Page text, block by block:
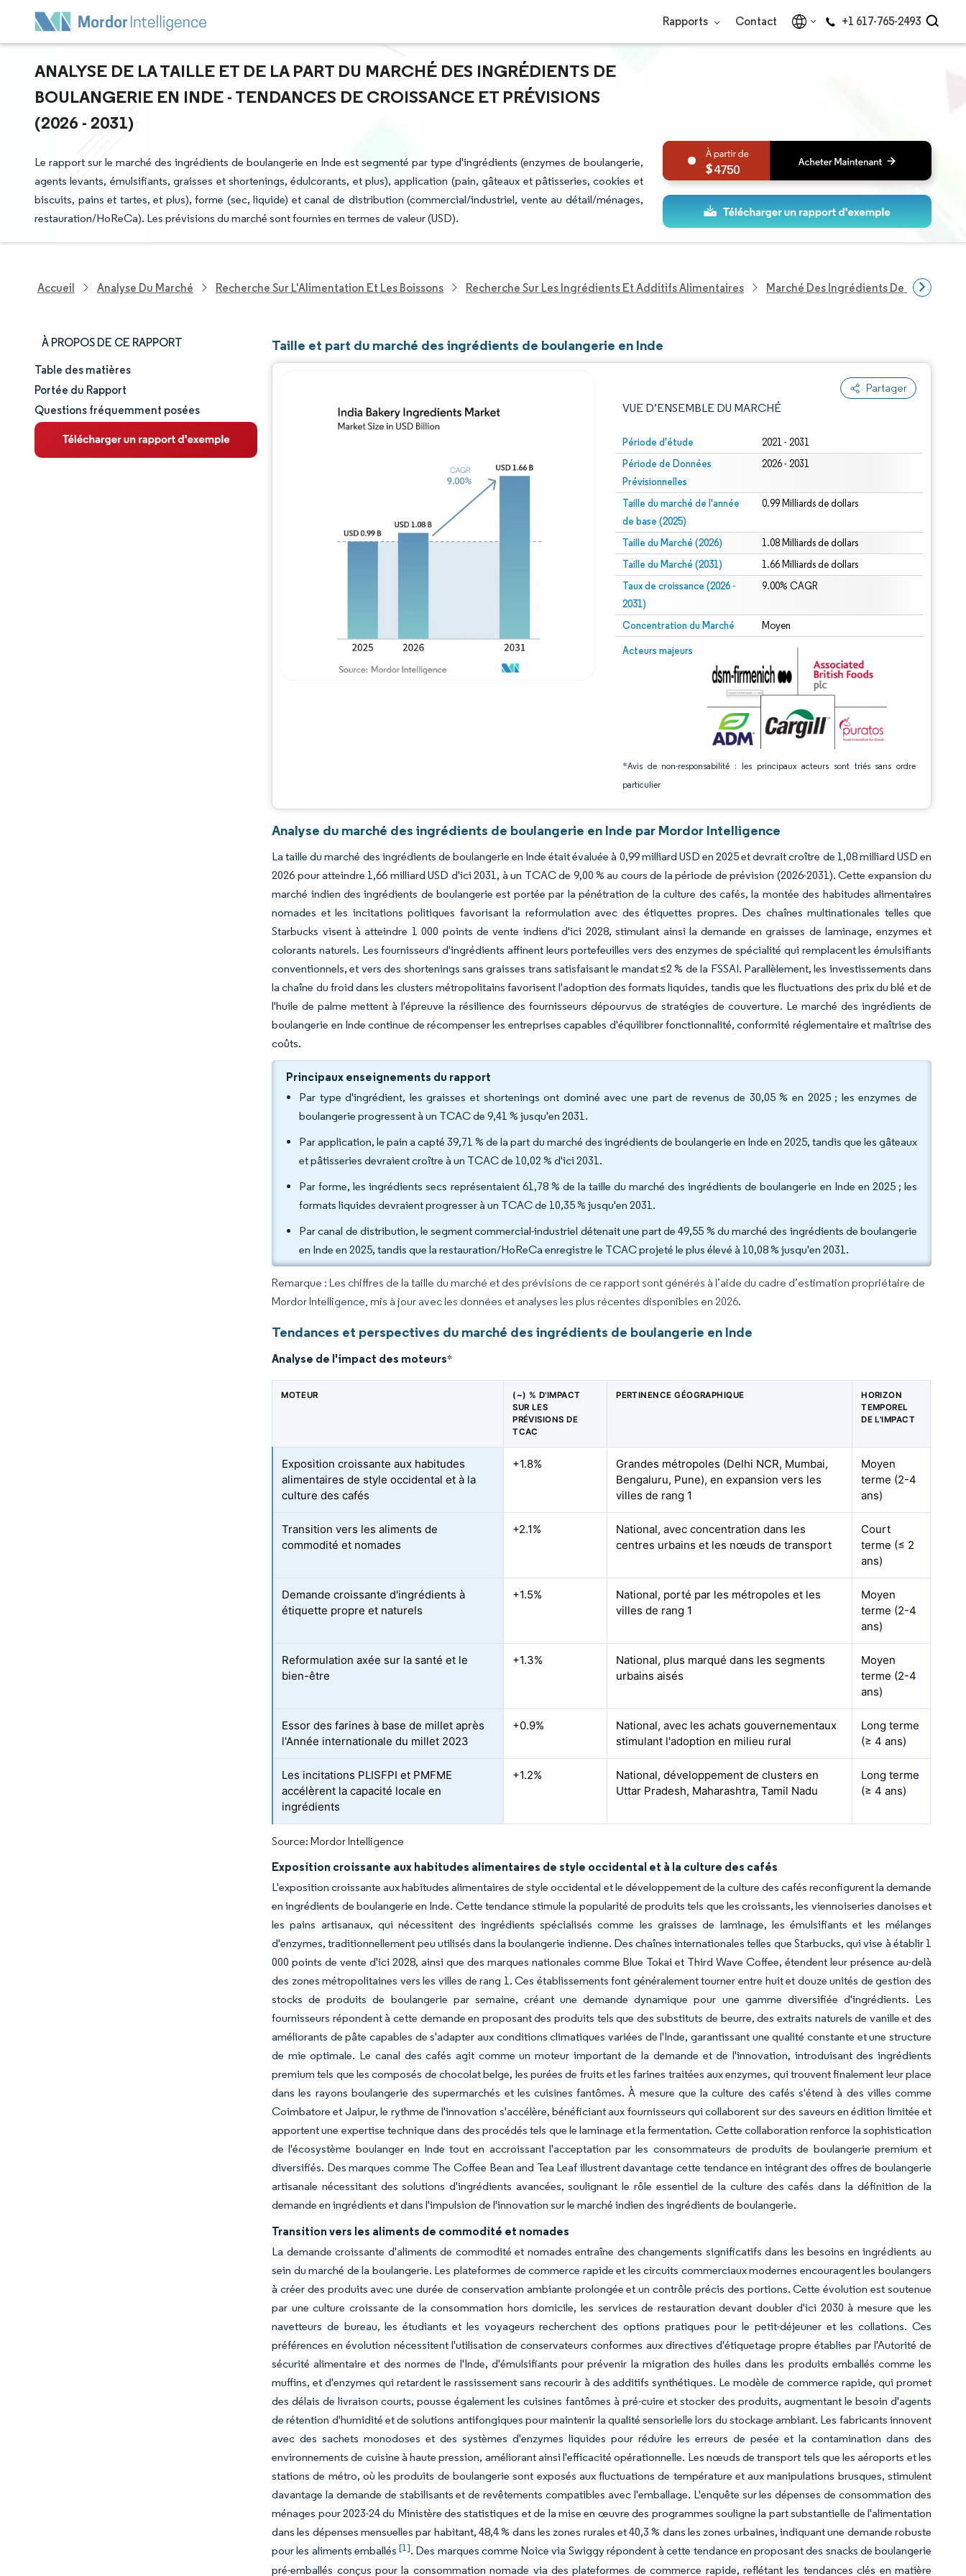
Rapports Contact +1 617-765-2493
ANALYSE DE LA TAILLE ET DE LA PART DU MARCHÉ DES INGRÉDIENTS DE
BOULANGERIE EN INDE - TENDANCES DE CROISSANCE ET PRÉVISIONS
(2026 - 2031)
Le rapport sur le marché des ingrédients de boulangerie en Inde est segmenté par type d'ingrédients (enzymes de boulangerie,
agents levants, émulsifiants, graisses et shortenings, édulcorants, et plus), application (pain, gâteaux et pâtisseries, cookies et
biscuits, pains et tartes, et plus), forme (sec, liquide) et canal de distribution (commercial/industriel, vente au détail/ménages,
restauration/HoReCa). Les prévisions du marché sont fournies en termes de valeur (USD).
4750
Accueil Analyse Du Marché Recherche Sur L'Alimentation Et Les Boissons Recherche Sur Les Ingrédients Et Additifs Alimentaires Marché Des Ingrédients De
À PROPOS DE CE RAPPORT
Taille et part de marché
Analyse du marché
Tendances et perspectives
Table des matières
Portée du Rapport
Questions fréquemment posées
Taille et part du marché des ingrédients de boulangerie en Inde
Partager
VUE D’ENSEMBLE DU MARCHÉ
Période d'étude 2021 - 2031
Période de Données
Prévisionnelles
2026 - 2031
Taille du marché de l'année
de base (2025)
0.99 Milliards de dollars
Taille du Marché (2026) 1.08 Milliards de dollars
Taille du Marché (2031) 1.66 Milliards de dollars
Taux de croissance (2026 -
2031)
9.00% CAGR
Concentration du Marché Moyen
Acteurs majeurs
*Avis de non-responsabilité : les principaux acteurs sont triés sans ordre
particulier
Image © Mordor Intelligence. La réutilisation nécessite une attribution sous CC BY 4.0.
Image © Mordor Intelligence. La réutilisation nécessite une attribution sous CC BY 4.0.
Analyse du marché des ingrédients de boulangerie en Inde par Mordor Intelligence
La taille du marché des ingrédients de boulangerie en Inde était évaluée à 0,99 milliard USD en 2025 et devrait croître de 1,08 milliard USD en
2026 pour atteindre 1,66 milliard USD d'ici 2031, à un TCAC de 9,00 % au cours de la période de prévision (2026-2031). Cette expansion du
marché indien des ingrédients de boulangerie est portée par la pénétration de la culture des cafés, la montée des habitudes alimentaires
nomades et les incitations politiques favorisant la reformulation avec des étiquettes propres. Des chaînes multinationales telles que
Starbucks visent à atteindre 1 000 points de vente indiens d'ici 2028, stimulant ainsi la demande en graisses de laminage, enzymes et
colorants naturels. Les fournisseurs d'ingrédients affinent leurs portefeuilles vers des enzymes de spécialité qui remplacent les émulsifiants
conventionnels, et vers des shortenings sans graisses trans satisfaisant le mandat ≤2 % de la FSSAI. Parallèlement, les investissements dans
la chaîne du froid dans les clusters métropolitains favorisent l'adoption des formats liquides, tandis que les fluctuations des prix du blé et de
l'huile de palme mettent à l'épreuve la résilience des fournisseurs dépourvus de stratégies de couverture. Le marché des ingrédients de
boulangerie en Inde continue de récompenser les entreprises capables d'équilibrer fonctionnalité, conformité réglementaire et maîtrise des
coûts.
Principaux enseignements du rapport
Par type d'ingrédient, les graisses et shortenings ont dominé avec une part de revenus de 30,05 % en 2025 ; les enzymes de
boulangerie progressent à un TCAC de 9,41 % jusqu'en 2031.
Par application, le pain a capté 39,71 % de la part du marché des ingrédients de boulangerie en Inde en 2025, tandis que les gâteaux
et pâtisseries devraient croître à un TCAC de 10,02 % d'ici 2031.
Par forme, les ingrédients secs représentaient 61,78 % de la taille du marché des ingrédients de boulangerie en Inde en 2025 ; les
formats liquides devraient progresser à un TCAC de 10,35 % jusqu'en 2031.
Par canal de distribution, le segment commercial-industriel détenait une part de 49,55 % du marché des ingrédients de boulangerie
en Inde en 2025, tandis que la restauration/HoReCa enregistre le TCAC projeté le plus élevé à 10,08 % jusqu'en 2031.
Remarque : Les chiffres de la taille du marché et des prévisions de ce rapport sont générés à l’aide du cadre d’estimation propriétaire de
Mordor Intelligence, mis à jour avec les données et analyses les plus récentes disponibles en 2026.
Tendances et perspectives du marché des ingrédients de boulangerie en Inde
Analyse de l'impact des moteurs*
MOTEUR
(~) % D'IMPACT
SUR LES
PRÉVISIONS DE
TCAC
PERTINENCE GÉOGRAPHIQUE
HORIZON
TEMPOREL
DE L'IMPACT
Exposition croissante aux habitudes
alimentaires de style occidental et à la
culture des cafés
+1.8%
Grandes métropoles (Delhi NCR, Mumbai,
Bengaluru, Pune), en expansion vers les
villes de rang 1
Moyen
terme (2-4
ans)
Transition vers les aliments de
commodité et nomades
+2.1%
National, avec concentration dans les
centres urbains et les nœuds de transport
Court
terme (≤ 2
ans)
Demande croissante d'ingrédients à
étiquette propre et naturels
+1.5%
National, porté par les métropoles et les
villes de rang 1
Moyen
terme (2-4
ans)
Reformulation axée sur la santé et le
bien-être
+1.3%
National, plus marqué dans les segments
urbains aisés
Moyen
terme (2-4
ans)
Essor des farines à base de millet après
l'Année internationale du millet 2023
+0.9%
National, avec les achats gouvernementaux
stimulant l'adoption en milieu rural
Long terme
(≥ 4 ans)
Les incitations PLISFPI et PMFME
accélèrent la capacité locale en
ingrédients
+1.2%
National, développement de clusters en
Uttar Pradesh, Maharashtra, Tamil Nadu
Long terme
(≥ 4 ans)
Source: Mordor Intelligence
Exposition croissante aux habitudes alimentaires de style occidental et à la culture des cafés
L'exposition croissante aux habitudes alimentaires de style occidental et le développement de la culture des cafés reconfigurent la demande
en ingrédients de boulangerie en Inde. Cette tendance stimule la popularité de produits tels que les croissants, les viennoiseries danoises et
les pains artisanaux, qui nécessitent des ingrédients spécialisés comme les graisses de laminage, les émulsifiants et les mélanges
d'enzymes, traditionnellement peu utilisés dans la boulangerie indienne. Des chaînes internationales telles que Starbucks, qui vise à établir 1
000 points de vente d'ici 2028, ainsi que des marques nationales comme Blue Tokai et Third Wave Coffee, étendent leur présence au-delà
des zones métropolitaines vers les villes de rang 1. Ces établissements font généralement tourner entre huit et douze unités de gestion des
stocks de produits de boulangerie par semaine, créant une demande dynamique pour une gamme diversifiée d'ingrédients. Les
fournisseurs répondent à cette demande en proposant des produits tels que des substituts de beurre, des extraits naturels de vanille et des
améliorants de pâte capables de s'adapter aux conditions climatiques variées de l'Inde, garantissant une qualité constante et une structure
de mie optimale. Le canal des cafés agit comme un moteur important de la demande et de l'innovation, introduisant des ingrédients
premium tels que les composés de chocolat belge, les purées de fruits et les farines traitées aux enzymes, qui trouvent finalement leur place
dans les rayons boulangerie des supermarchés et les cuisines fantômes. À mesure que la culture des cafés s'étend à des villes comme
Coimbatore et Jaipur, le rythme de l'innovation s'accélère, bénéficiant aux fournisseurs qui collaborent sur des saveurs en édition limitée et
apportent une expertise technique dans des procédés tels que le laminage et la fermentation. Cette collaboration renforce la sophistication
de l'écosystème boulanger en Inde tout en accroissant l'acceptation par les consommateurs de produits de boulangerie premium et
diversifiés. Des marques comme The Coffee Bean and Tea Leaf illustrent davantage cette tendance en intégrant des offres de boulangerie
artisanale nécessitant des solutions d'ingrédients avancées, soulignant le rôle essentiel de la culture des cafés dans la définition de la
demande en ingrédients et dans l'impulsion de l'innovation sur le marché indien des ingrédients de boulangerie.
Transition vers les aliments de commodité et nomades
La demande croissante d'aliments de commodité et nomades entraîne des changements significatifs dans les besoins en ingrédients au
sein du marché de la boulangerie. Les plateformes de commerce rapide et les circuits commerciaux modernes encouragent les boulangers
à créer des produits avec une durée de conservation ambiante prolongée et un contrôle précis des portions. Cette évolution est soutenue
par une culture croissante de la consommation hors domicile, les services de restauration devant doubler d'ici 2030 à mesure que les
navetteurs de bureau, les étudiants et les voyageurs recherchent des options pratiques pour le petit-déjeuner et les collations. Ces
préférences en évolution nécessitent l'utilisation de conservateurs conformes aux directives d'étiquetage propre établies par l'Autorité de
sécurité alimentaire et des normes de l'Inde, d'émulsifiants pour prévenir la migration des huiles dans les produits emballés comme les
muffins, et d'enzymes qui retardent le rassissement sans recourir à des additifs synthétiques. Le modèle de commerce rapide, qui promet
des délais de livraison courts, pousse également les cuisines fantômes à pré-cuire et stocker des produits, augmentant le besoin d'agents
de rétention d'humidité et de solutions antifongiques pour maintenir la qualité sensorielle lors du stockage ambiant. Les fabricants innovent
avec des sachets monodoses et des systèmes d'enzymes liquides pour réduire les erreurs de pesée et la contamination dans des
environnements de cuisine à haute pression, améliorant ainsi l'efficacité opérationnelle. Les nœuds de transport tels que les aéroports et les
stations de métro, où les produits de boulangerie sont exposés aux fluctuations de température et aux manipulations brusques, stimulent
davantage la demande de stabilisants et de revêtements compatibles avec l'emballage. L'enquête sur les dépenses de consommation des
ménages pour 2023-24 du Ministère des statistiques et de la mise en œuvre des programmes souligne la part substantielle de l'alimentation
dans les dépenses mensuelles par habitant, 48,4 % dans les zones rurales et 40,3 % dans les zones urbaines, indiquant une demande robuste
pour les aliments emballés[1]. Des marques comme Noice via Swiggy répondent à cette tendance en proposant des snacks de boulangerie
pré-emballés conçus pour la consommation nomade via des plateformes de commerce rapide, reflétant les tendances clés en matière